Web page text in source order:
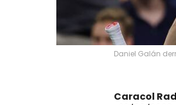
Daniel Galán
Caracol